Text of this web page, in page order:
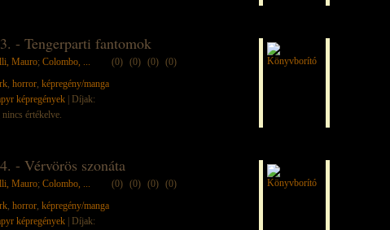
- Tengerparti fantomok
Mauro; Colombo, ... (0) (0) (0) (0)
, horror, képregény/manga
képregények| Díjak:
értékelve.
- Vérvörös szonáta
Mauro; Colombo, ... (0) (0) (0) (0)
, horror, képregény/manga
képregények| Díjak: